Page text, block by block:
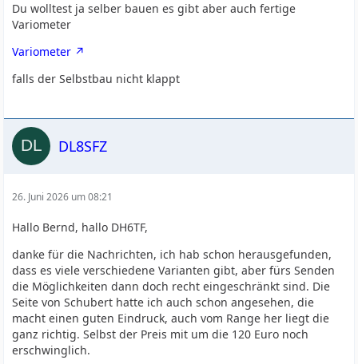
Du wolltest ja selber bauen es gibt aber auch fertige
Variometer
Variometer
falls der Selbstbau nicht klappt
DL8SFZ
26. Juni 2026 um 08:21
Hallo Bernd, hallo DH6TF,
danke für die Nachrichten, ich hab schon herausgefunden,
dass es viele verschiedene Varianten gibt, aber fürs Senden
die Möglichkeiten dann doch recht eingeschränkt sind. Die
Seite von Schubert hatte ich auch schon angesehen, die
macht einen guten Eindruck, auch vom Range her liegt die
ganz richtig. Selbst der Preis mit um die 120 Euro noch
erschwinglich.